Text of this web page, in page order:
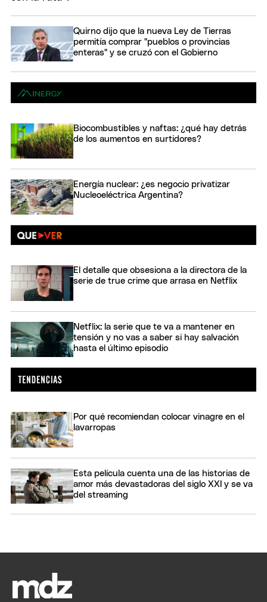
Quirno dijo que la nueva Ley de Tierras
permitía comprar "pueblos o provincias
enteras" y se cruzó con el Gobierno
Biocombustibles y naftas: ¿qué hay detrás
de los aumentos en surtidores?
Energía nuclear: ¿es negocio privatizar
Nucleoeléctrica Argentina?
El detalle que obsesiona a la directora de la
serie de true crime que arrasa en Netflix
Netflix: la serie que te va a mantener en
tensión y no vas a saber si hay salvación
hasta el último episodio
Por qué recomiendan colocar vinagre en el
lavarropas
Esta película cuenta una de las historias de
amor más devastadoras del siglo XXI y se va
del streaming